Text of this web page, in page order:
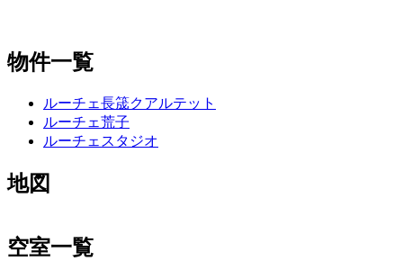
物件一覧
ルーチェ長筬クアルテット
ルーチェ荒子
ルーチェスタジオ
地図
空室一覧